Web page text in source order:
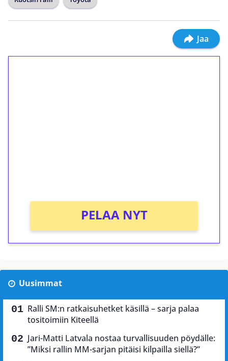
Jaa
PELAA NYT
Uusimmat
Ralli SM:n ratkaisuhetket käsillä – sarja palaa
tositoimiin Kiteellä
Jari-Matti Latvala nostaa turvallisuuden pöydälle:
”Miksi rallin MM-sarjan pitäisi kilpailla siellä?”